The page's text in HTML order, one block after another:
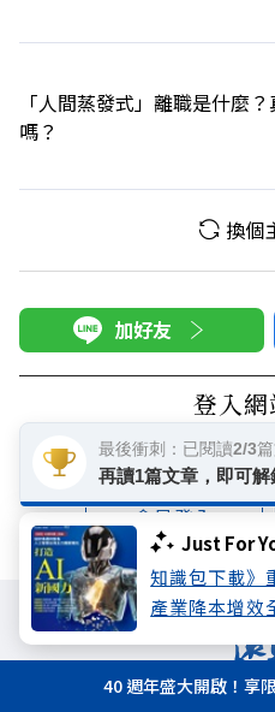
Just For
知識包下載》
產業降本增效
「人間蒸發式」離職是什麼
嗎？
換個
加好友
登入網
享受更多個人
會員登入
40 週年盛大開啟！享
最後衝刺：已閱讀2/3
再讀1篇文章，即可解